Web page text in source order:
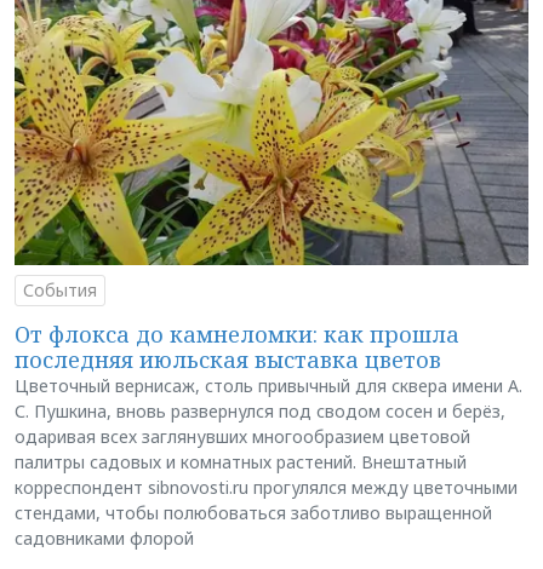
События
От флокса до камнеломки: как прошла
последняя июльская выставка цветов
Цветочный вернисаж, столь привычный для сквера имени А.
С. Пушкина, вновь развернулся под сводом сосен и берёз,
одаривая всех заглянувших многообразием цветовой
палитры садовых и комнатных растений. Внештатный
корреспондент sibnovosti.ru прогулялся между цветочными
стендами, чтобы полюбоваться заботливо выращенной
садовниками флорой